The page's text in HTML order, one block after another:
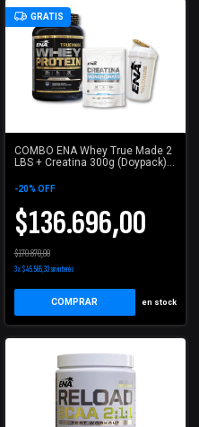
GRATIS
COMBO ENA Whey True Made 2
LBS + Creatina 300g (Doypack) +
-20% OFF
$136.696,00
$170.870,00
3x$45.565,33sin interés
COMPRAR en stock